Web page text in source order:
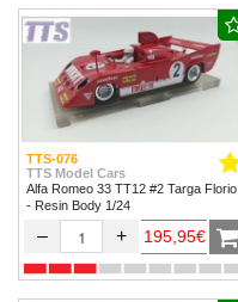
TTS-076
TTS Model Cars
Alfa Romeo 33 TT12 #2 Targa Florio
- Resin Body 1/24
– + 195,95€